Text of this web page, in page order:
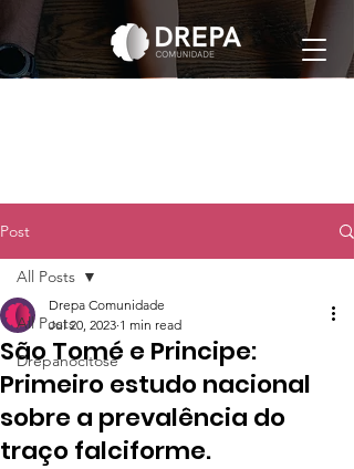
Post
All Posts
Drepanocitose
All Posts
São Tomé e Principe:
Primeiro estudo nacional
sobre a prevalência do
traço falciforme.
Drepa Comunidade
Jul 20, 2023 1 min read